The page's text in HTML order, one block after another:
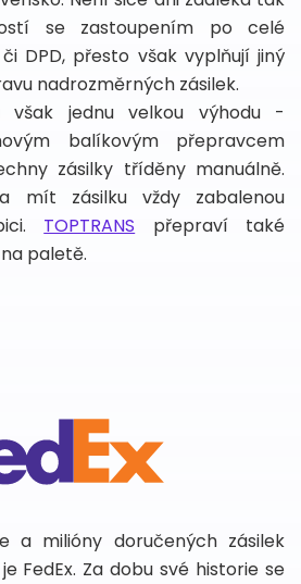
se zastoupením po celé
DPD, přesto však vyplňují jiný
nadrozměrných zásilek.
však jednu velkou výhodu -
balíkovým přepravcem
zásilky tříděny manuálně.
mít zásilku vždy zabalenou
TOPTRANS přepraví také
paletě.
a milióny doručených zásilek
FedEx. Za dobu své historie se